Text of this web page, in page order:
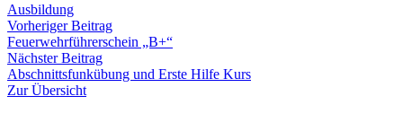
Ausbildung
Beitragsnavigation
Vorheriger BeitragVorheriger
Beitrag:
Feuerwehrführerschein „B+“
Nächster BeitragNächster
Beitrag:
Abschnittsfunkübung und Erste Hilfe Kurs
Zur Übersicht